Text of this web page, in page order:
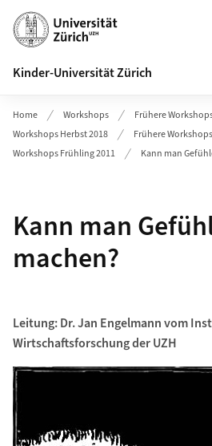
Header
Kinder-Universität Zürich
Home Workshops
Frühere
Workshops Herbst 2018
Frühere
Workshops Frühling 2011
Kann man
Unterseiten
Kann man
machen?
Leitung: Dr. Jan Engelmann vom
Wirtschaftsforschung der UZH